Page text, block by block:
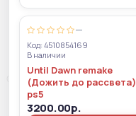
—
Код: 4510854169
В наличии
Until Dawn remake
(Дожить до рассвета)
ps5
3200.00р.